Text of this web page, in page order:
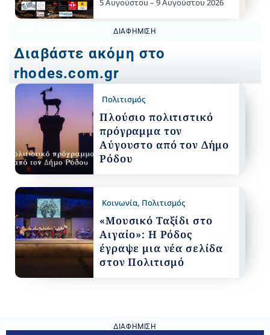
5 Αυγούστου – 9 Αυγούστου 2026
ΔΙΑΦΉΜΙΣΗ
Διαβάστε ακόμη στο
rhodes.com.gr
Πολιτισμός
Πλούσιο πολιτιστικό
πρόγραμμα τον
Αύγουστο από τον Δήμο
Ρόδου
Κοινωνία, Πολιτισμός
«Μουσικό Ταξίδι στο
Αιγαίο»: Η Ρόδος
έγραψε μια νέα σελίδα
στον Πολιτισμό
ΔΙΑΦΉΜΙΣΗ